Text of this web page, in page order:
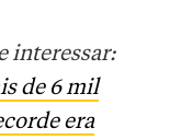
interessar:
de 6 mil
era